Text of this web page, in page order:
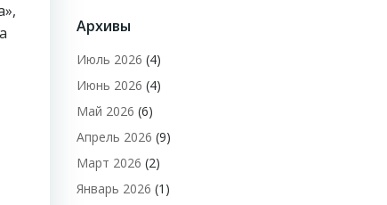
Архивы
Июль 2026 (4)
Июнь 2026 (4)
Май 2026 (6)
Апрель 2026 (9)
Март 2026 (2)
Январь 2026 (1)